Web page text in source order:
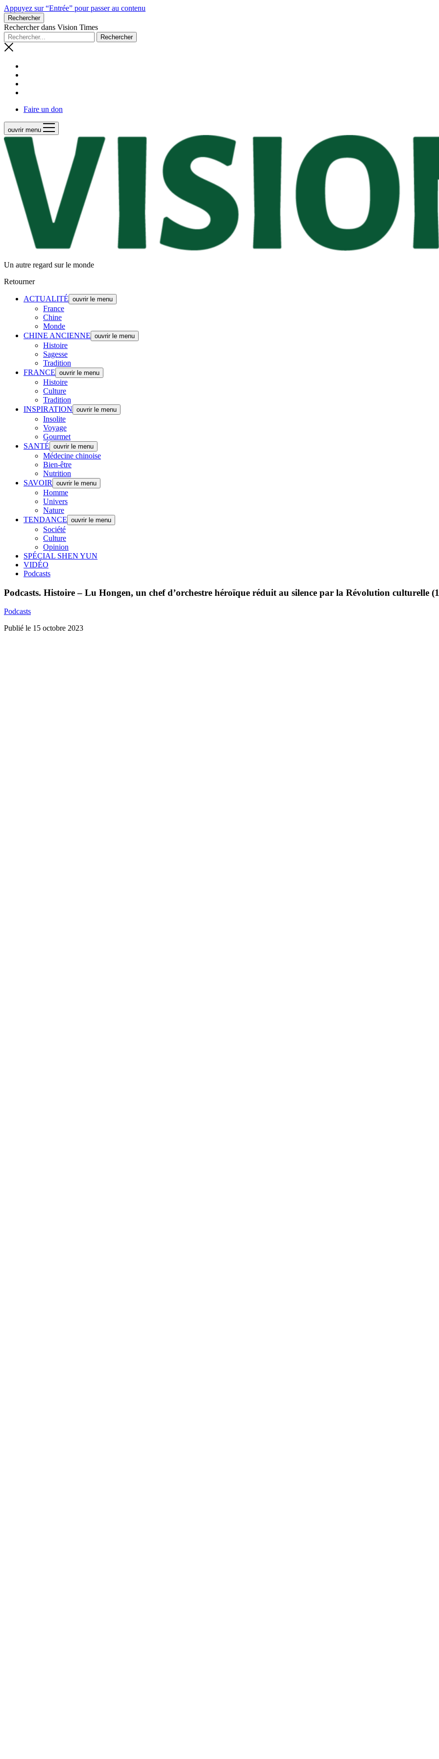
Appuyez sur “Entrée” pour passer au contenu
Rechercher
Rechercher dans Vision Times
Faire un don
ouvrir menu
Un autre regard sur le monde
Retourner
ACTUALITÉ ouvrir le menu
France
Chine
Monde
CHINE ANCIENNE ouvrir le menu
Histoire
Sagesse
Tradition
FRANCE ouvrir le menu
Histoire
Culture
Tradition
INSPIRATION ouvrir le menu
Insolite
Voyage
Gourmet
SANTÉ ouvrir le menu
Médecine chinoise
Bien-être
Nutrition
SAVOIR
ouvrir le menu
Homme
Univers
Nature
TENDANCE ouvrir le menu
Société
Culture
Opinion
SPÉCIAL SHEN YUN
VIDÉO
Podcasts
Podcasts. Histoire – Lu Hongen, un chef d’orchestre héroïque réduit au silence par la Révolution culturelle
Podcasts
Publié le 15 octobre 2023